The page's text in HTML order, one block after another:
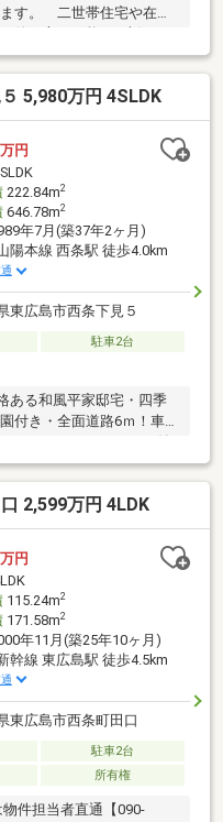
す。 二世帯住宅や在宅
使い方が可能。■大沢バ
5,980万円 4SLDK
万円
222.84m2
646.78m2
年7月(築37年2ヶ月)
陽本線 西条駅 徒歩4.0km
東広島市西条下見５
駐車2台
ある和風平家邸宅・四季
付き・全面道路6ｍ！車の
います。・縦列、普通車2
未利用の井戸あり▼周辺環
♪・「下見」バス停まで
増築未登記あり【 ご希
の詳細・ご相談はお気軽
2,599万円 4LDK
万円
115.24m2
171.58m2
年11月(築25年10ヶ月)
幹線 東広島駅 徒歩4.5km
東広島市西条町田口
駐車2台
所有権
件担当者直通【090-